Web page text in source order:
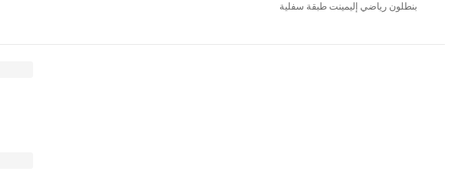
بنطلون رياضي إليمينت طبقة سفلية